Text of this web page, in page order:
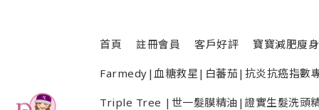
首頁 註冊會員 客戶好評 寶寶減肥廋
Farmedy|血糖救星|白蕃茄|抗炎抗癌指數
Triple Tree |世一髮膜精油|證實生髮洗頭